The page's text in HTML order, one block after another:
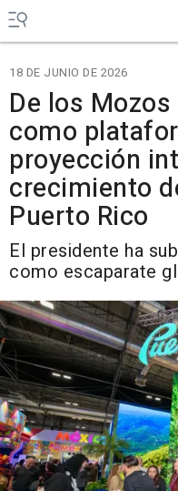
18 DE JUNIO DE 2026
De los
como
proyección
crecimiento
Puerto Rico
El presidente ha
como escaparate